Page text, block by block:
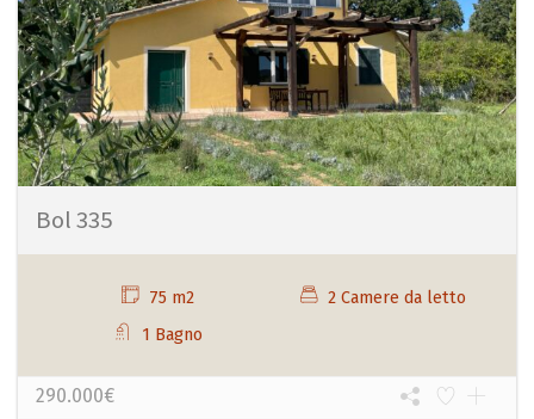
Bol 335
75 m2
2 Camere da letto
1 Bagno
290.000€